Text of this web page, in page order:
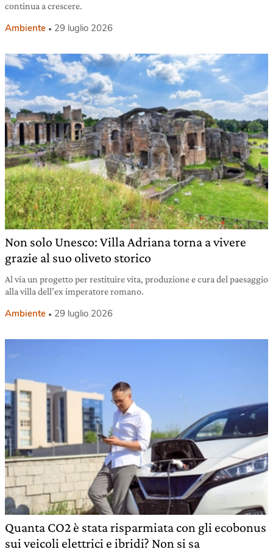
continua a crescere.
Ambiente 29 luglio 2026
Non solo Unesco: Villa Adriana torna a vivere
grazie al suo oliveto storico
Al via un progetto per restituire vita, produzione e cura del paesaggio
alla villa dell’ex imperatore romano.
Ambiente 29 luglio 2026
Quanta CO2 è stata risparmiata con gli ecobonus
sui veicoli elettrici e ibridi? Non si sa